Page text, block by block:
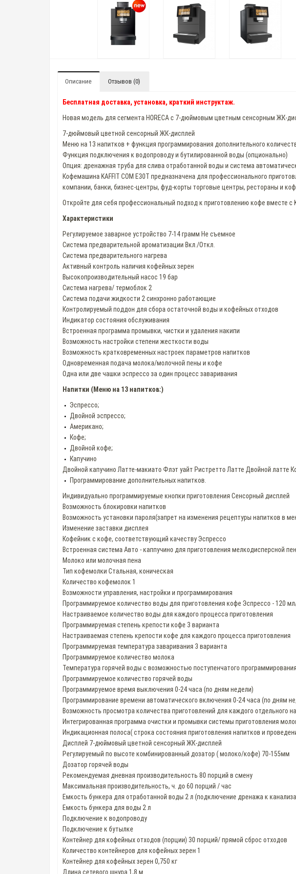
Описание Отзывов (0)
Бесплатная доставка, установка, краткий инструктаж.
Новая модель для сегмента HORECA с 7-дюймовым цветным сенсорным ЖК-
7-дюймовый цветной сенсорный ЖК-дисплей
Меню на 13 напитков + функция программирования дополнительного
Функция подключения к водопроводу и бутилированной воды (опционально)
Опция: дренажная труба для слива отработанной воды и система
Кофемашина KAFFIT COM E30T предназначена для профессионального
компании, банки, бизнес-центры, фуд-корты торговые центры, рестораны и
Откройте для себя профессиональный подход к приготовлению кофе вместе с
Характеристики
Регулируемое заварное устройство 7-14 грамм Не съемное
Система предварительной ароматизации Вкл./Откл.
Система предварительного нагрева
Активный контроль наличия кофейных зерен
Высокопроизводительный насос 19 бар
Система нагрева/ термоблок 2
Система подачи жидкости 2 синхронно работающие
Контролируемый поддон для сбора остаточной воды и кофейных отходов
Индикатор состояния обслуживания
Встроенная программа промывки, чистки и удаления накипи
Возможность настройки степени жесткости воды
Возможность кратковременных настроек параметров напитков
Одновременная подача молока/молочной пены и кофе
Одна или две чашки эспрессо за один процесс заваривания
Напитки (Меню на 13 напитков:)
Эспрессо;
Двойной эспрессо;
Американо;
Кофе;
Двойной кофе;
Капучино
Двойной капучино Латте-макиато Флэт уайт Ристретто Латте Двойной
Программирование дополнительных напитков.
Индивидуально программируемые кнопки приготовления Сенсорный дисплей
Возможность блокировки напитков
Возможность установки пароля(запрет на изменения рецептуры напитков в
Изменение заставки дисплея
Кофейник с кофе, соответствующий качеству Эспрессо
Встроенная система Авто - каппучино для приготовления мелкодисперсной
Молоко или молочная пена
Тип кофемолки Стальная, коническая
Количество кофемолок 1
Возможности управления, настройки и программирования
Программируемое количество воды для приготовления кофе Эспрессо - 120
Настраиваемое количество воды для каждого процесса приготовления
Программируемая степень крепости кофе 3 варианта
Настраиваемая степень крепости кофе для каждого процесса приготовления
Программируемая температура заваривания 3 варианта
Программируемое количество молока
Температура горячей воды с возможностью поступенчатого
Программируемое количество горячей воды
Программируемое время выключения 0-24 часа (по дням недели)
Программирование времени автоматического включения 0-24 часа (по дням
Возможность просмотра количества приготовлений для каждого отдельного
Интегрированная программа очистки и промывки системы приготовления
Индикационная полоса( строка состояния приготовления напитков и
Дисплей 7-дюймовый цветной сенсорный ЖК-дисплей
Pегулируемый по высоте комбинированный дозатор ( молоко/кофе) 70-155мм
Дозатор горячей воды
Рекомендуемая дневная производительность 80 порций в смену
Максимальная производительность, ч. до 60 порций / час
Емкость бункера для отработанной воды 2 л (подключение дренажа к
Емкость бункера для воды 2 л
Подключение к водопроводу
Подключение к бутылке
Контейнер для кофейных отходов (порции) 30 порций/ прямой сброс отходов
Количество контейнеров для кофейных зерен 1
Контейнер для кофейных зерен 0,750 кг
Длина сетевого шнура 1,8 м